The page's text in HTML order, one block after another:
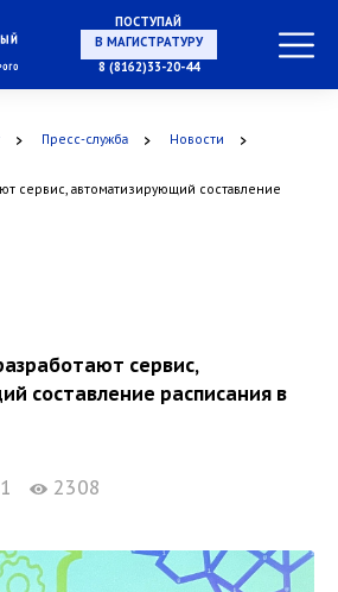
ПОСТУПАЙ
НА СПЕЦИАЛИТЕТ
В МАГИСТРАТУРУ
8 (8162)33-20-44
Пресс-служба Новости
сервис, автоматизирующий составление
сервис,
составление расписания в
2308